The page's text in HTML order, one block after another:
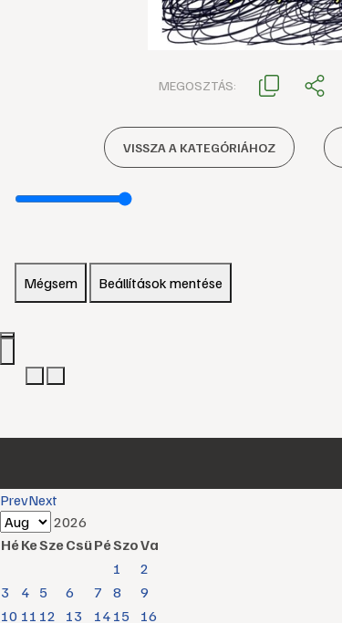
MEGOSZTÁS:
VISSZA A KATEGÓRIÁHOZ
Mégsem Beállítások mentése
PrevNext
2026
HéKeSzeCsüPéSzoVa
1
2
3
4 5 6 7 8
9
10 11 12 13 14 15 16